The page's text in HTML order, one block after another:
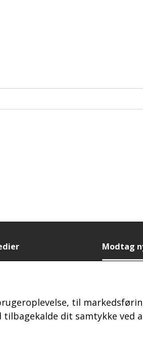
Modtag
til
tilbagekalde dit samtykke ved